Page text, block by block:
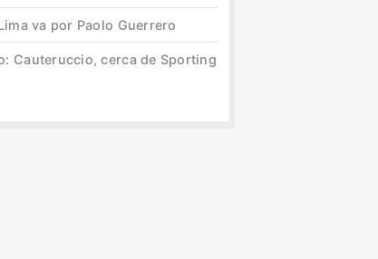
va por Paolo Guerrero
Cauteruccio, cerca de Sporting